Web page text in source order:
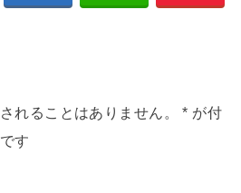
れることはありません。 * が付
す